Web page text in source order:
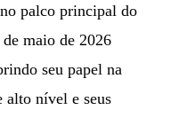
palco principal do
maio de 2026
seu papel na
alto nível e seus